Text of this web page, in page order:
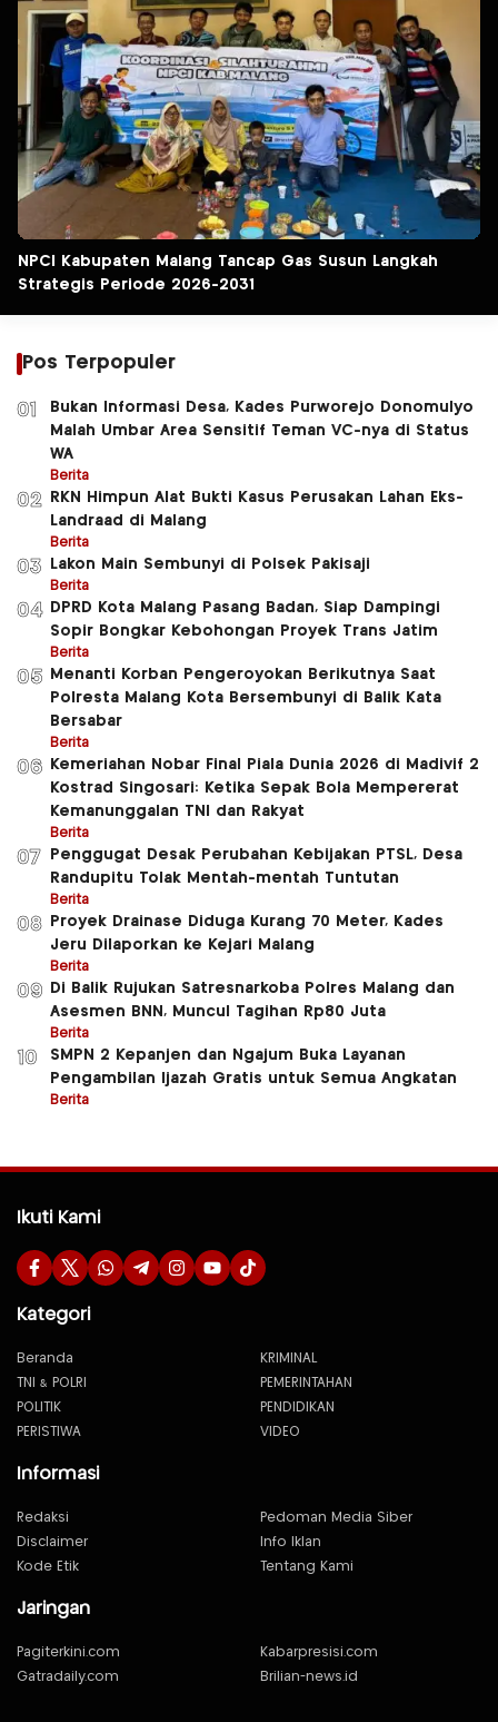
NPCI Kabupaten Malang Tancap Gas Susun Langkah
Strategis Periode 2026-2031
Pos Terpopuler
01
Bukan Informasi Desa, Kades Purworejo Donomulyo
Malah Umbar Area Sensitif Teman VC-nya di Status
WA
Berita
02
RKN Himpun Alat Bukti Kasus Perusakan Lahan Eks-
Landraad di Malang
Berita
03 Lakon Main Sembunyi di Polsek Pakisaji
Berita
04
DPRD Kota Malang Pasang Badan, Siap Dampingi
Sopir Bongkar Kebohongan Proyek Trans Jatim
Berita
05
Menanti Korban Pengeroyokan Berikutnya Saat
Polresta Malang Kota Bersembunyi di Balik Kata
Bersabar
Berita
06
Kemeriahan Nobar Final Piala Dunia 2026 di Madivif 2
Kostrad Singosari: Ketika Sepak Bola Mempererat
Kemanunggalan TNI dan Rakyat
Berita
07
Penggugat Desak Perubahan Kebijakan PTSL, Desa
Randupitu Tolak Mentah-mentah Tuntutan
Berita
08
Proyek Drainase Diduga Kurang 70 Meter, Kades
Jeru Dilaporkan ke Kejari Malang
Berita
09
Di Balik Rujukan Satresnarkoba Polres Malang dan
Asesmen BNN, Muncul Tagihan Rp80 Juta
Berita
10
SMPN 2 Kepanjen dan Ngajum Buka Layanan
Pengambilan Ijazah Gratis untuk Semua Angkatan
Berita
Ikuti Kami
Kategori
Beranda
KRIMINAL
TNI & POLRI
PEMERINTAHAN
POLITIK
PENDIDIKAN
PERISTIWA
VIDEO
Informasi
Redaksi
Pedoman Media Siber
Disclaimer
Info Iklan
Kode Etik
Tentang Kami
Jaringan
Pagiterkini.com
Kabarpresisi.com
Gatradaily.com
Brilian-news.id